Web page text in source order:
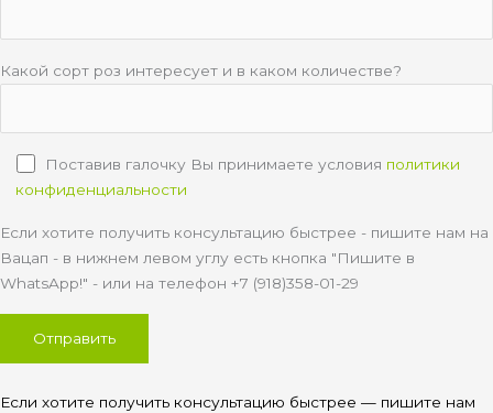
Какой сорт роз интересует и в каком количестве?
Поставив галочку Вы принимаете условия политики
конфиденциальности
Если хотите получить консультацию быстрее - пишите нам на
Вацап - в нижнем левом углу есть кнопка "Пишите в
WhatsApp!" - или на телефон +7 (918)358-01-29
Если хотите получить консультацию быстрее — пишите нам